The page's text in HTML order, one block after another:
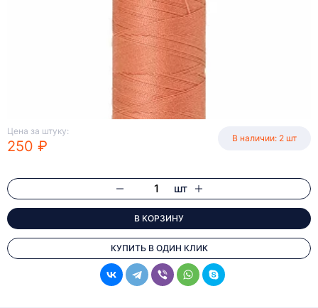
Цена за штуку:
250 ₽ В наличии: 2 шт
шт
В КОРЗИНУ
КУПИТЬ В ОДИН КЛИК